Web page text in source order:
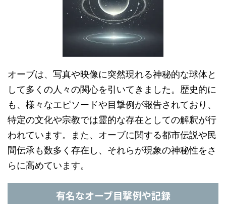
オーブは、写真や映像に突然現れる神秘的な球体と
して多くの人々の関心を引いてきました。歴史的に
も、様々なエピソードや目撃例が報告されており、
特定の文化や宗教では霊的な存在としての解釈が行
われています。また、オーブに関する都市伝説や民
間伝承も数多く存在し、それらが現象の神秘性をさ
らに高めています。
有名なオーブ目撃例や記録